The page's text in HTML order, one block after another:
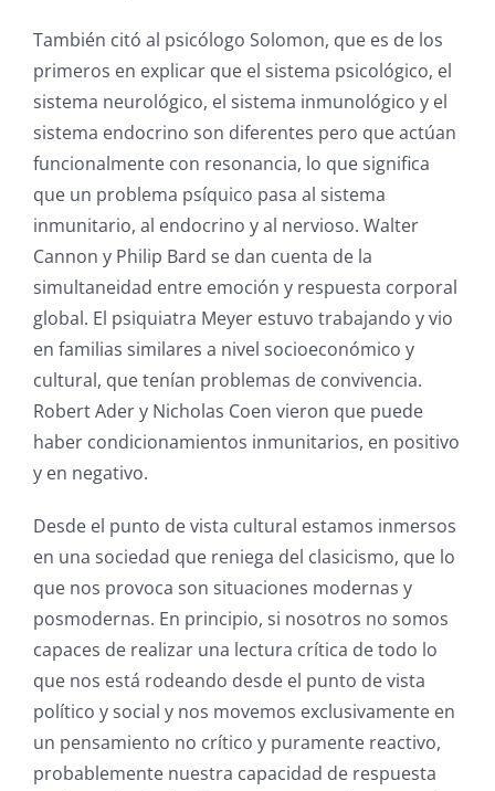
También citó al psicólogo Solomon, que es de los
primeros en explicar que el sistema psicológico, el
sistema neurológico, el sistema inmunológico y el
sistema endocrino son diferentes pero que actúan
funcionalmente con resonancia, lo que significa
que un problema psíquico pasa al sistema
inmunitario, al endocrino y al nervioso. Walter
Cannon y Philip Bard se dan cuenta de la
simultaneidad entre emoción y respuesta corporal
global. El psiquiatra Meyer estuvo trabajando y vio
en familias similares a nivel socioeconómico y
cultural, que tenían problemas de convivencia.
Robert Ader y Nicholas Coen vieron que puede
haber condicionamientos inmunitarios, en positivo
y en negativo.
Desde el punto de vista cultural estamos inmersos
en una sociedad que reniega del clasicismo, que lo
que nos provoca son situaciones modernas y
posmodernas. En principio, si nosotros no somos
capaces de realizar una lectura crítica de todo lo
que nos está rodeando desde el punto de vista
político y social y nos movemos exclusivamente en
un pensamiento no crítico y puramente reactivo,
probablemente nuestra capacidad de respuesta